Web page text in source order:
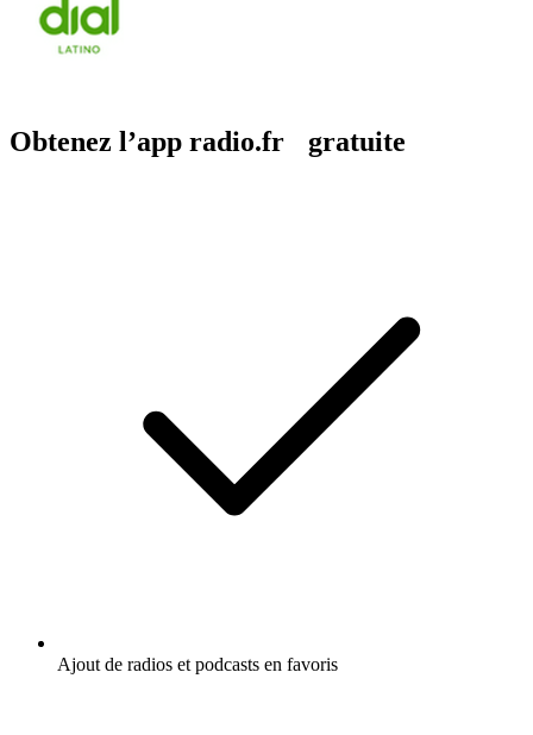
Obtenez l’app radio.fr gratuite
Ajout de radios et podcasts en favoris